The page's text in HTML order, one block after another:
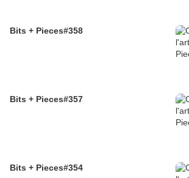
Bits + Pieces#358
Bits + Pieces#357
Bits + Pieces#354